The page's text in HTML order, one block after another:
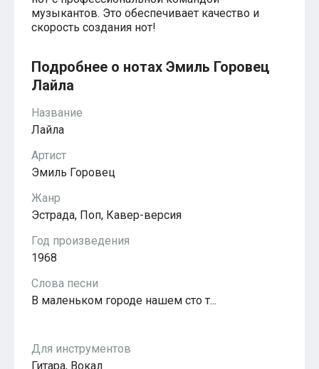
Красавица и чудовище
из мультфильмов Disney
Моана (Disney)
Ходячий замок Хаула
Для обучения
2-ий класс обучения
Для детского сада
Ноты для средней группы
Ноты для старшей группы
Духовная музыка
Пасхальные ноты
Христианская музыка
Госпел
из компьютерных игр
The Legend Of Zelda
Friday Night Funkin’
Super Mario Bros.
для различных игр
Minecraft
Бесплатные
музыкантов. Это обеспечивает качество и
скорость создания нот!
Подробнее о нотах Эмиль Горовец
Лайла
Название
Лайла
Артист
Эмиль Горовец
Жанр
Эстрада, Поп, Кавер-версия
Год произведения
1968
Слова песни
В маленьком городе нашем сто т...
Для инструментов
Гитара, Вокал